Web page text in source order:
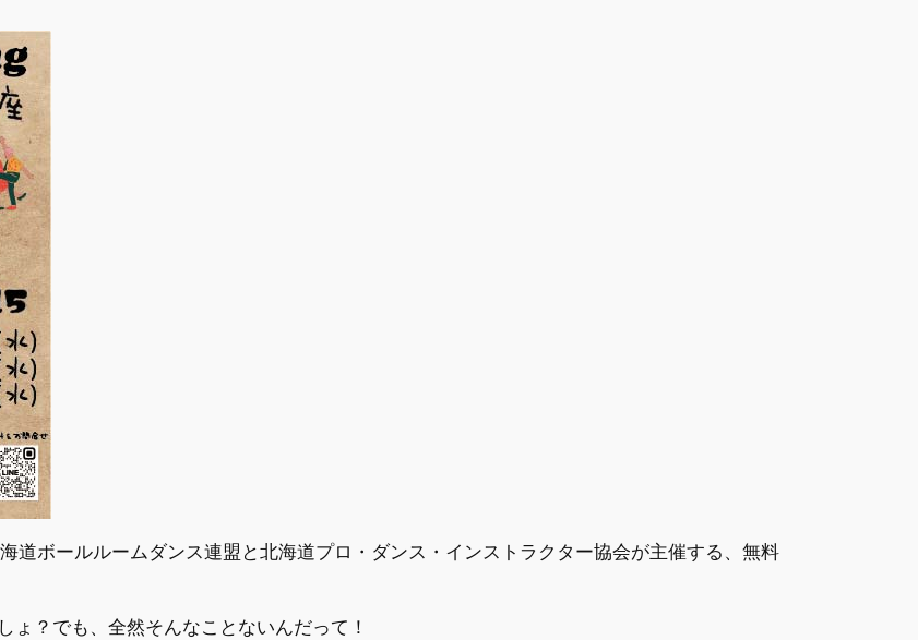
道ボールルームダンス連盟と北海道プロ・ダンス・インストラクター協会が主催する、無料
ょ？でも、全然そんなことないんだって！